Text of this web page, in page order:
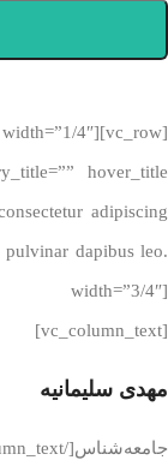
adipiscing
dapibus leo.
width=”3/4″]
[vc_column_text]
مهدی سلیمانیه